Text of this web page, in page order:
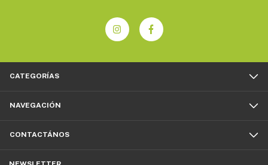
CATEGORÍAS
NAVEGACIÓN
CONTACTÁNOS